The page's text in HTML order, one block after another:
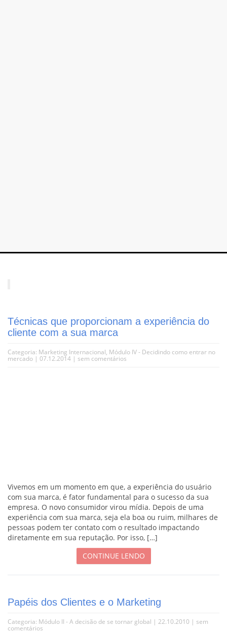
Técnicas que proporcionam a experiência do
cliente com a sua marca
Categoria: Marketing Internacional, Módulo IV - Decidindo como entrar no
mercado | 07.12.2014 | sem comentários
Vivemos em um momento em que, a experiência do usuário
com sua marca, é fator fundamental para o sucesso da sua
empresa. O novo consumidor virou mídia. Depois de uma
experiência com sua marca, seja ela boa ou ruim, milhares de
pessoas podem ter contato com o resultado impactando
diretamente em sua reputação. Por isso, […]
CONTINUE LENDO
Papéis dos Clientes e o Marketing
Categoria: Módulo II - A decisão de se tornar global | 22.10.2010 | sem
comentários